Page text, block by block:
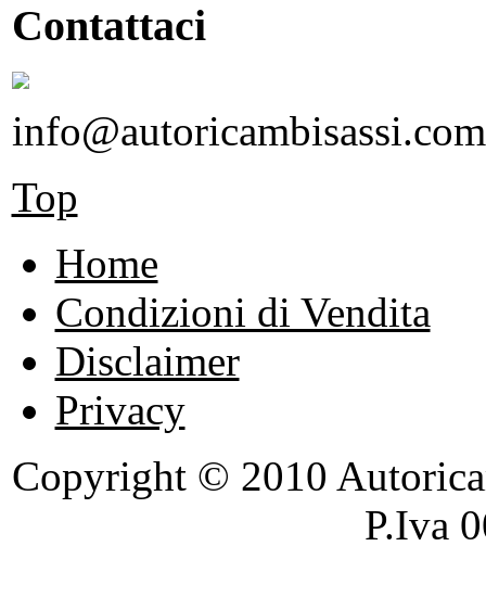
Contattaci
info@autoricambisassi.com
Top
Home
Condizioni di Vendita
Disclaimer
Privacy
Copyright © 2010
P.Iva